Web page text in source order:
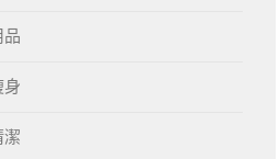
品
身
潔